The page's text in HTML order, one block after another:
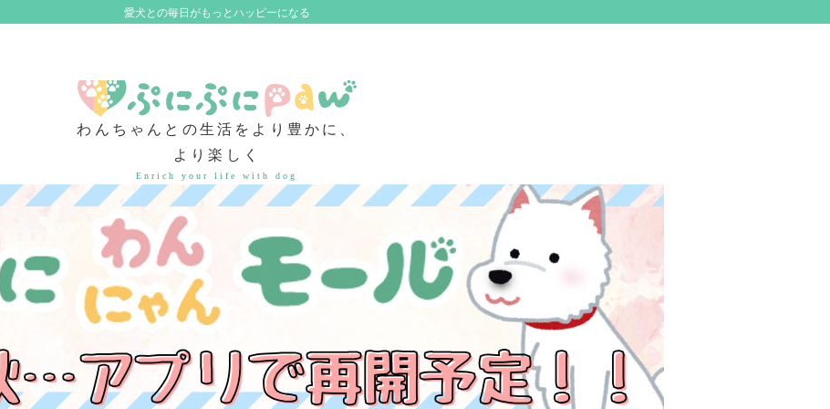
愛犬との毎日がもっとハッピーになる
わんちゃんとの生活をより豊かに、
より楽しく
Enrich your life with dog